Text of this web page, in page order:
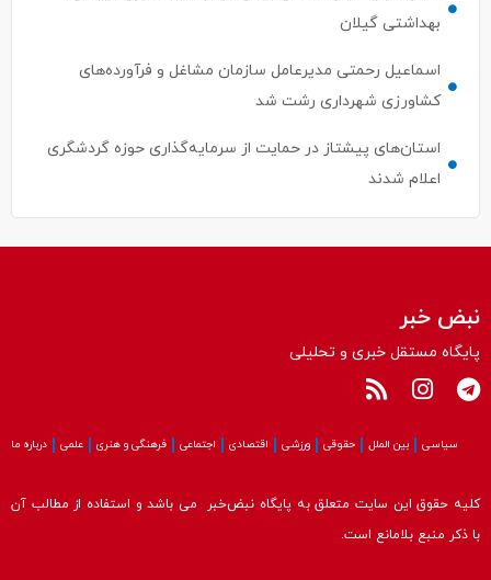
بهداشتی گیلان
اسماعیل رحمتی مدیرعامل سازمان مشاغل و فرآورده‌های
کشاورزی شهرداری رشت شد
استان‌های پیشتاز در حمایت از سرمایه‌گذاری حوزه گردشگری
اعلام شدند
نبض خبر
پایگاه مستقل خبری و تحلیلی
سیاسی بین الملل حقوقی ورزشی اقتصادی اجتماعی فرهنگی و هنری علمی درباره ما
کلیه حقوق این سایت متعلق به پایگاه نبض‌خبر می باشد و استفاده از مطالب آن
با ذکر منبع بلامانع است.